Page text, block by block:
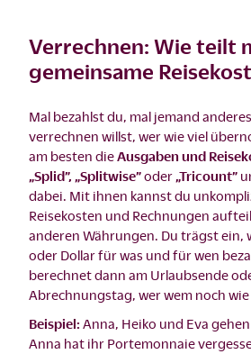
Verrechnen: Wie teilt
gemeinsame
Mal bezahlst du, mal jemand
verrechnen willst, wer wie viel
am besten die Ausgaben und
„Splid”, „Splitwise”oder „Tricount”
dabei. Mit ihnen kannst du
Reisekosten und Rechnungen
anderen Währungen. Du trägst ein,
oder Dollar für was und für wen
berechnet dann am Urlaubsende
Abrechnungstag, wer wem noch wie
Beispiel: Anna, Heiko und Eva
Anna hat ihr Portemonnaie